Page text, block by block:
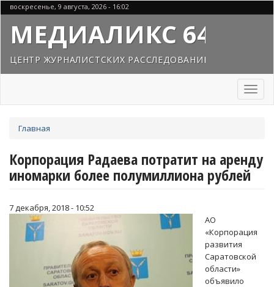
Перейти
к
основному
содержанию
воскресенье, 9 августа, 2026 - 16:02
МЕДИАЛИКС 64
ЦЕНТР ЖУРНАЛИСТСКИХ РАССЛЕДОВАНИЙ
Toggle
здесь
Главная
Корпорация Радаева потратит на аренду
иномарки более полумиллиона рублей
7 декабря, 2018 - 10:52
АО
«Корпорация
развития
Саратовской
области»
объявило